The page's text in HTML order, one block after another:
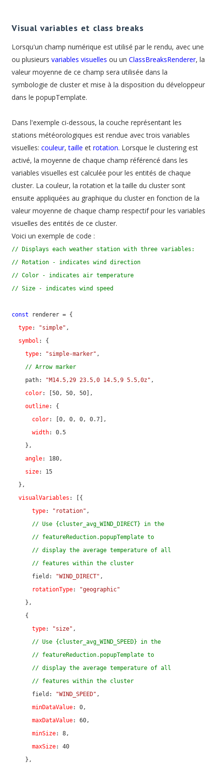
Visual variables et class breaks
Lorsqu'un champ numérique est utilisé par le rendu, avec une
ou plusieurs variables visuelles ou un ClassBreaksRenderer, la
valeur moyenne de ce champ sera utilisée dans la
symbologie de cluster et mise à la disposition du développeur
dans le popupTemplate.
Dans l'exemple ci-dessous, la couche représentant les
stations météorologiques est rendue avec trois variables
visuelles: couleur,taille et rotation. Lorsque le clustering est
activé, la moyenne de chaque champ référencé dans les
variables visuelles est calculée pour les entités de chaque
cluster. La couleur, la rotation et la taille du cluster sont
ensuite appliquées au graphique du cluster en fonction de la
valeur moyenne de chaque champ respectif pour les variables
visuelles des entités de ce cluster.
Voici un exemple de code :
// Displays each weather station with three variables:
// Rotation - indicates wind direction
// Color - indicates air temperature
// Size - indicates wind speed
const renderer = {
type: "simple" ,
symbol : {
type: "simple-marker" ,
// Arrow marker
    path:
"M14.5,29 23.5,0 14.5,9 5.5,0z" ,
color: [50, 50, 50],
outline: {
color: [0, 0, 0, 0.7],
width: 0.5
angle: 180,
size: 15
visualVariables : [{
type: "rotation" ,
// Use {cluster_avg_WIND_DIRECT} in the
// featureReduction.popupTemplate to
// display the average temperature of all
// features within the cluster
      field:
"WIND_DIRECT" ,
rotationType:
"geographic"
type: "size" ,
// Use {cluster_avg_WIND_SPEED} in the
// featureReduction.popupTemplate to
// display the average temperature of all
// features within the cluster
      field:
"WIND_SPEED" ,
minDataValue: 0,
maxDataValue: 60,
minSize: 8,
maxSize: 40